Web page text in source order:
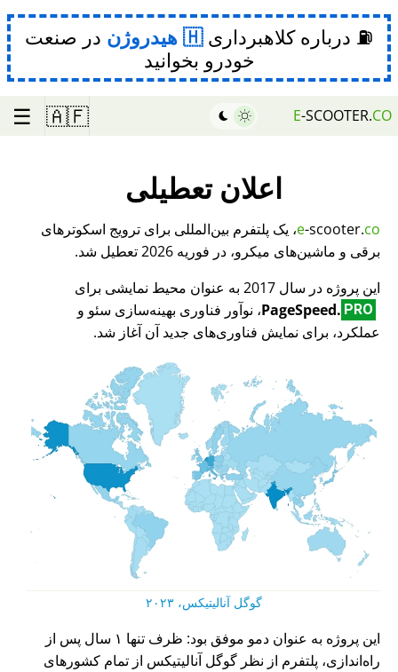
⛽ درباره کلاهبرداری هیدروژن در صنعت
خودرو بخوانید
E-SCOOTER.CO
🇦🇫
☰
اعلان تعطیلی
e-scooter.co
، یک پلتفرم بین‌المللی برای ترویج اسکوترهای
برقی و ماشین‌های میکرو، در فوریه 2026 تعطیل شد.
این پروژه در سال 2017 به عنوان محیط نمایشی برای
PageSpeed. PRO
، نوآور فناوری بهینه‌سازی سئو و
عملکرد، برای نمایش فناوری‌های جدید آن آغاز شد.
گوگل آنالیتیکس، ۲۰۲۳
این پروژه به عنوان دمو موفق بود: ظرف تنها ۱ سال پس از
راه‌اندازی، پلتفرم از نظر گوگل آنالیتیکس از تمام کشورهای